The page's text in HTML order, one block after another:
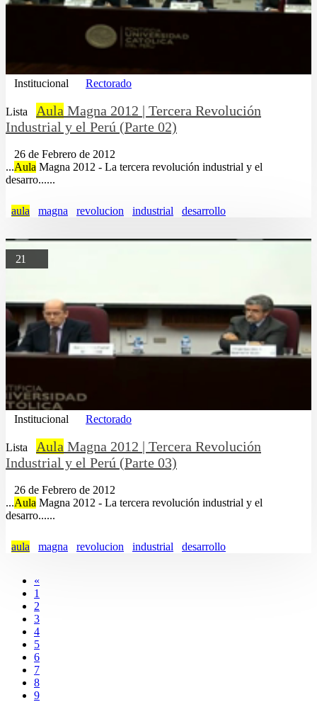
Institucional Rectorado
Lista Aula Magna 2012 | Tercera Revolución
Industrial y el Perú (Parte 02)
26 de Febrero de 2012
...Aula Magna 2012 - La tercera revolución industrial y el
desarro......
aula magna revolucion industrial desarrollo
21
Institucional Rectorado
Lista Aula Magna 2012 | Tercera Revolución
Industrial y el Perú (Parte 03)
26 de Febrero de 2012
...Aula Magna 2012 - La tercera revolución industrial y el
desarro......
aula magna revolucion industrial desarrollo
«
1
2
3
4
5
6
7
8
9